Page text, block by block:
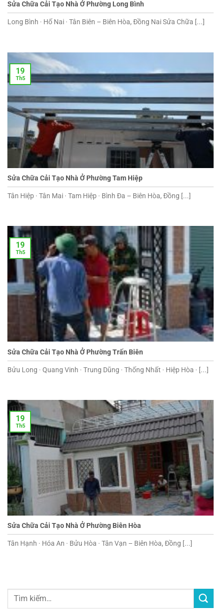
Sửa Chữa Cải Tạo Nhà Ở Phường Long Bình
Long Bình · Hố Nai · Tân Biên – Biên Hòa, Đồng Nai Sửa Chữa [...]
Sửa Chữa Cải Tạo Nhà Ở Phường Tam Hiệp
Tân Hiệp · Tân Mai · Tam Hiệp · Bình Đa – Biên Hòa, Đồng [...]
19
Th5
Sửa Chữa Cải Tạo Nhà Ở Phường Trấn Biên
Bửu Long · Quang Vinh · Trung Dũng · Thống Nhất · Hiệp Hòa · [...]
19
Th5
Sửa Chữa Cải Tạo Nhà Ở Phường Biên Hòa
Tân Hạnh · Hóa An · Bửu Hòa · Tân Vạn – Biên Hòa, Đồng [...]
19
Th5